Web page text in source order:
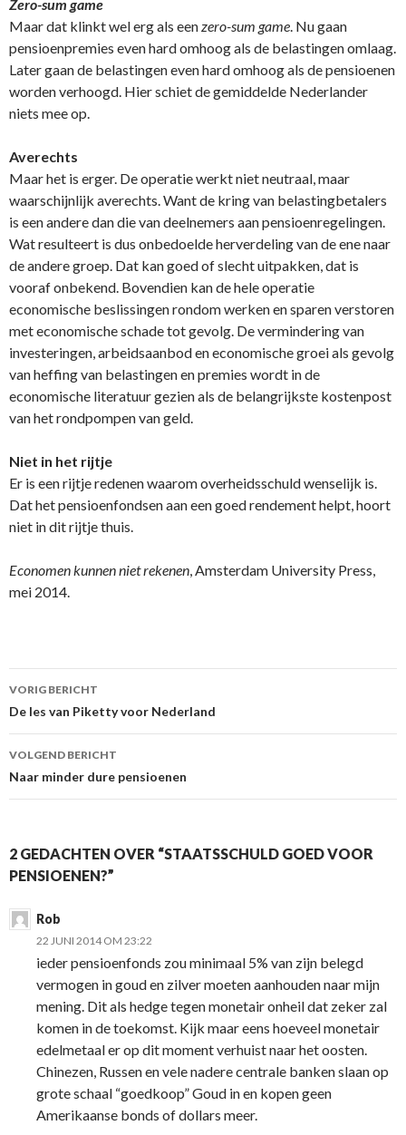
Zero-sum game
Maar dat klinkt wel erg als eenzero-sum game. Nu gaan
pensioenpremies even hard omhoog als de belastingen omlaag.
Later gaan de belastingen even hard omhoog als de pensioenen
worden verhoogd. Hier schiet de gemiddelde Nederlander
niets mee op.
Averechts
Maar het is erger. De operatie werkt niet neutraal, maar
waarschijnlijk averechts. Want de kring van belastingbetalers
is een andere dan die van deelnemers aan pensioenregelingen.
Wat resulteert is dus onbedoelde herverdeling van de ene naar
de andere groep. Dat kan goed of slecht uitpakken, dat is
vooraf onbekend. Bovendien kan de hele operatie
economische beslissingen rondom werken en sparen verstoren
met economische schade tot gevolg. De vermindering van
investeringen, arbeidsaanbod en economische groei als gevolg
van heffing van belastingen en premies wordt in de
economische literatuur gezien als de belangrijkste kostenpost
van het rondpompen van geld.
Niet in het rijtje
Er is een rijtje redenen waarom overheidsschuld wenselijk is.
Dat het pensioenfondsen aan een goed rendement helpt, hoort
niet in dit rijtje thuis.
Economen kunnen niet rekenen, Amsterdam University Press,
mei 2014.
Berichtnavigatie
VORIG BERICHT
De les van Piketty voor Nederland
VOLGEND BERICHT
Naar minder dure pensioenen
2 GEDACHTEN OVER “STAATSSCHULD GOED VOOR
PENSIOENEN?”
Rob
22 JUNI 2014 OM 23:22
ieder pensioenfonds zou minimaal 5% van zijn belegd
vermogen in goud en zilver moeten aanhouden naar mijn
mening. Dit als hedge tegen monetair onheil dat zeker zal
komen in de toekomst. Kijk maar eens hoeveel monetair
edelmetaal er op dit moment verhuist naar het oosten.
Chinezen, Russen en vele nadere centrale banken slaan op
grote schaal “goedkoop” Goud in en kopen geen
Amerikaanse bonds of dollars meer.